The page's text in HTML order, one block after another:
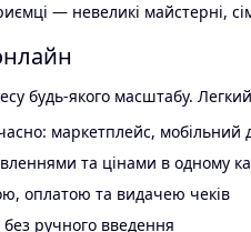
— невеликі майстерні,
будь-якого масштабу.
маркетплейс, мобільний
та цінами в одному
оплатою та видачею чеків
ручного введення